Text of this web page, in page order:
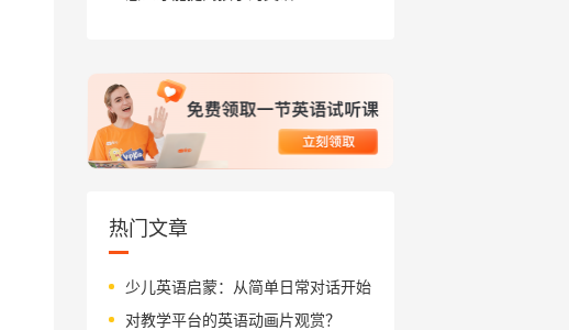
热门文章
少儿英语启蒙：从简单日常对话开始
对教学平台的英语动画片观赏？